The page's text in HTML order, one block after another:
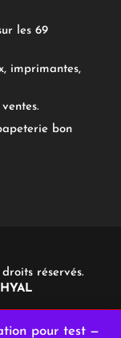
pour test —
les 69
imprimantes,
bon
réservés.